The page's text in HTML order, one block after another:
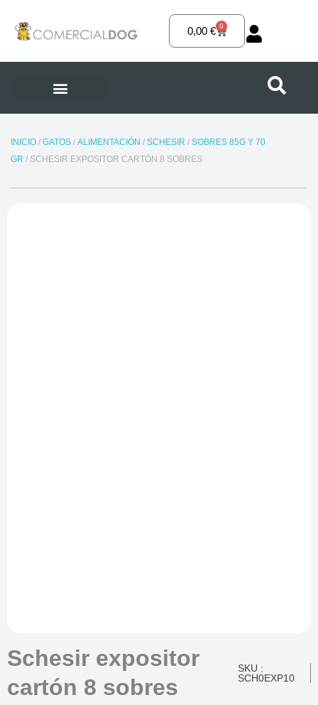
contenido
0,00€ 0
Carrito
INICIO/ GATOS/ ALIMENTACIÓN / SCHESIR / SOBRES 85G Y 70
GR / SCHESIR EXPOSITOR CARTÓN 8 SOBRES
Schesir expositor
cartón 8 sobres
SKU :
SCH0EXP10